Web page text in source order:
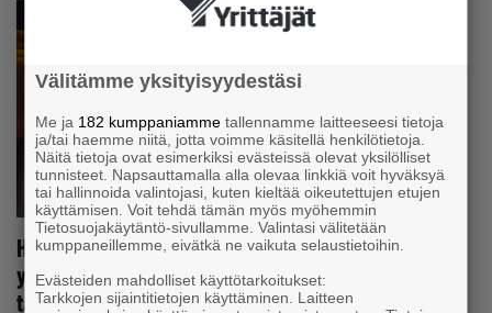
Heikki Salmela haluaa Suomeen lisää nuoria
yrittäjiä − Näin hän keventäisi hallinnollista
taakkaa
Välitämme yksityisyydestäsi
Me ja 182 kumppaniamme tallennamme laitteeseesi tietoja
ja/tai haemme niitä, jotta voimme käsitellä henkilötietoja.
Näitä tietoja ovat esimerkiksi evästeissä olevat yksilölliset
tunnisteet. Napsauttamalla alla olevaa linkkiä voit hyväksyä
tai hallinnoida valintojasi, kuten kieltää oikeutettujen etujen
käyttämisen. Voit tehdä tämän myös myöhemmin
Tietosuojakäytäntö-sivullamme. Valintasi välitetään
kumppaneillemme, eivätkä ne vaikuta selaustietoihin.
Evästeiden mahdolliset käyttötarkoitukset:
Tarkkojen sijaintitietojen käyttäminen. Laitteen